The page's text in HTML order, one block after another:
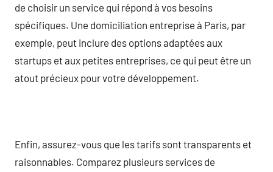
de choisir un service qui répond à vos besoins
spécifiques. Une domiciliation entreprise à Paris, par
exemple, peut inclure des options adaptées aux
startups et aux petites entreprises, ce qui peut être un
atout précieux pour votre développement.
Enfin, assurez-vous que les tarifs sont transparents et
raisonnables. Comparez plusieurs services de